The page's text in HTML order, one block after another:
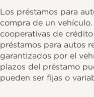
Los préstamos para
compra de un
cooperativas de
préstamos para autos
garantizados por el
plazos del préstamo
pueden ser fijas o